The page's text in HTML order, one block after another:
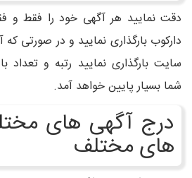
دقت نمایید هر آگهی خود را فقط و
دارکوب بارگذاری نمایید و در صورتی
سایت بارگذاری نمایید رتبه و تعداد
شما بسیار پایین خواهد آمد.
درج آگهی های
های مختلف